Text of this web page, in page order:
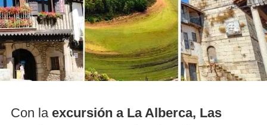
Con la excursión a La Alberca, Las